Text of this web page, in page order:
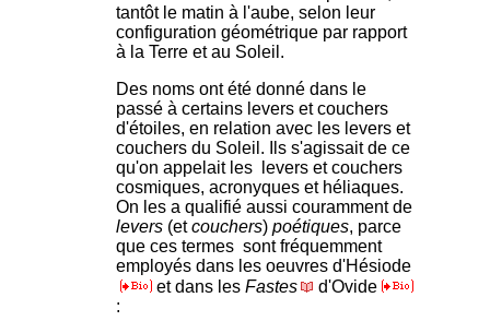
tantôt le matin à l'aube, selon leur
configuration géométrique par rapport
à la Terre et au Soleil.
Des noms ont été donné dans le
passé à certains levers et couchers
d'étoiles, en relation avec les levers et
couchers du Soleil. Ils s'agissait de ce
qu'on appelait les levers et couchers
cosmiques, acronyques et héliaques.
On les a qualifié aussi couramment de
levers (etcouchers) poétiques, parce
que ces termes sont fréquemment
employés dans les oeuvres d'Hésiode
et dans les Fastes
d'Ovide
: